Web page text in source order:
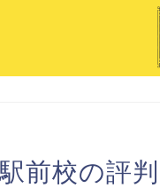
前校の評